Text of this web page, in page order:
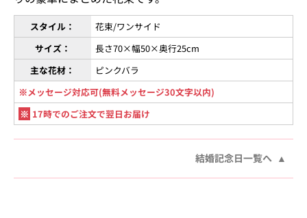
スタイル：
花束/ワンサイド
サイズ：
長さ70×幅50×奥行25cm
主な花材：
ピンクバラ
※メッセージ対応可(無料メッセージ30文字以内)
※ 17時でのご注文で翌日お届け
結婚記念日一覧へ